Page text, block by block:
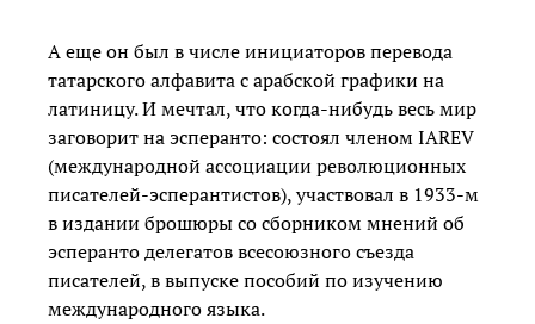
А еще он был в числе инициаторов перевода
татарского алфавита с арабской графики на
латиницу. И мечтал, что когда-нибудь весь мир
заговорит на эсперанто: состоял членом IAREV
(международной ассоциации революционных
писателей-эсперантистов), участвовал в 1933-м
в издании брошюры со сборником мнений об
эсперанто делегатов всесоюзного съезда
писателей, в выпуске пособий по изучению
международного языка.